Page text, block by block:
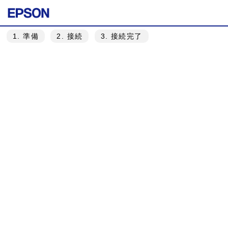
1 . 準備 2 . 接続 3 . 接続完了